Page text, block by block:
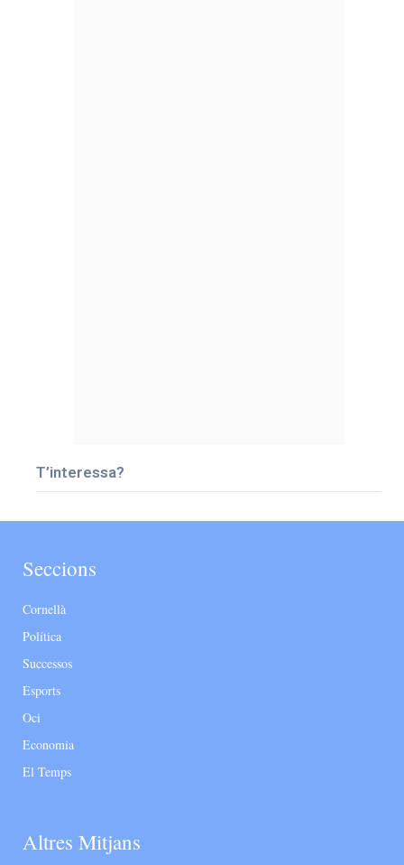
T’interessa?
Seccions
Cornellà
Política
Successos
Esports
Oci
Economia
El Temps
Altres Mitjans